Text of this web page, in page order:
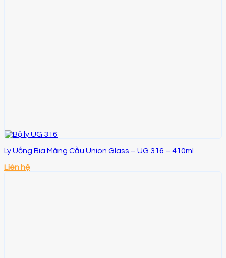
Ly Uống Bia Măng Cầu Union Glass – UG 316 – 410ml
Liên hệ